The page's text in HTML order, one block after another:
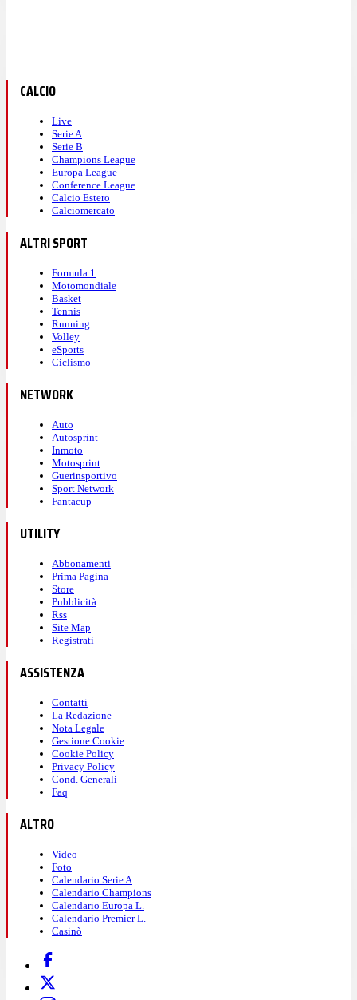
CALCIO
Live
Serie A
Serie B
Champions League
Europa League
Conference League
Calcio Estero
Calciomercato
ALTRI SPORT
Formula 1
Motomondiale
Basket
Tennis
Running
Volley
eSports
Ciclismo
NETWORK
Auto
Autosprint
Inmoto
Motosprint
Guerinsportivo
Sport Network
Fantacup
UTILITY
Abbonamenti
Prima Pagina
Store
Pubblicità
Rss
Site Map
Registrati
ASSISTENZA
Contatti
La Redazione
Nota Legale
Gestione Cookie
Cookie Policy
Privacy Policy
Cond. Generali
Faq
ALTRO
Video
Foto
Calendario Serie A
Calendario Champions
Calendario Europa L.
Calendario Premier L.
Casinò